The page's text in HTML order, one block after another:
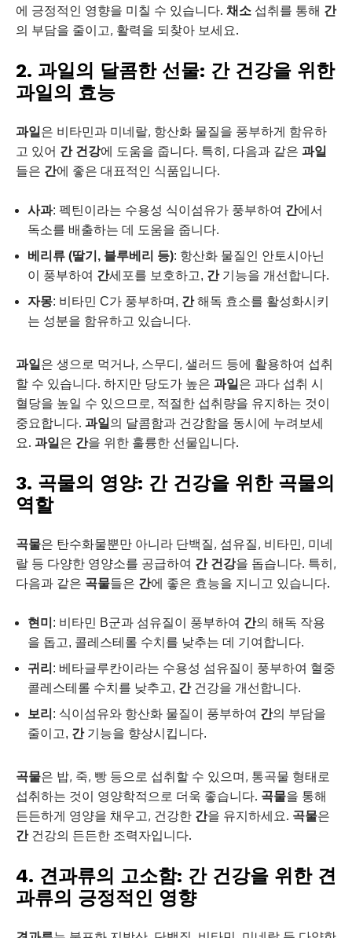
에 긍정적인 영향을 미칠 수 있습니다. 채소 섭취를 통해 간
의 부담을 줄이고, 활력을 되찾아 보세요.
2. 과일의 달콤한 선물: 간 건강을 위한
과일의 효능
과일은 비타민과 미네랄, 항산화 물질을 풍부하게 함유하
고 있어 간 건강에 도움을 줍니다. 특히, 다음과 같은 과일
들은 간에 좋은 대표적인 식품입니다.
사과: 펙틴이라는 수용성 식이섬유가 풍부하여 간에서
독소를 배출하는 데 도움을 줍니다.
베리류 (딸기, 블루베리 등): 항산화 물질인 안토시아닌
이 풍부하여 간세포를 보호하고, 간기능을 개선합니다.
자몽: 비타민 C가 풍부하며, 간해독 효소를 활성화시키
는 성분을 함유하고 있습니다.
과일은 생으로 먹거나, 스무디, 샐러드 등에 활용하여 섭취
할 수 있습니다. 하지만 당도가 높은 과일은 과다 섭취 시
혈당을 높일 수 있으므로, 적절한 섭취량을 유지하는 것이
중요합니다. 과일의 달콤함과 건강함을 동시에 누려보세
요. 과일은 간을 위한 훌륭한 선물입니다.
3. 곡물의 영양: 간 건강을 위한 곡물의
역할
곡물은 탄수화물뿐만 아니라 단백질, 섬유질, 비타민, 미네
랄 등 다양한 영양소를 공급하여 간 건강을 돕습니다. 특히,
다음과 같은 곡물들은 간에 좋은 효능을 지니고 있습니다.
현미 : 비타민 B군과 섬유질이 풍부하여 간의 해독 작용
을 돕고, 콜레스테롤 수치를 낮추는 데 기여합니다.
귀리 : 베타글루칸이라는 수용성 섬유질이 풍부하여 혈중
콜레스테롤 수치를 낮추고, 간건강을 개선합니다.
보리 : 식이섬유와 항산화 물질이 풍부하여 간의 부담을
줄이고, 간기능을 향상시킵니다.
곡물은 밥, 죽, 빵 등으로 섭취할 수 있으며, 통곡물 형태로
섭취하는 것이 영양학적으로 더욱 좋습니다. 곡물을 통해
든든하게 영양을 채우고, 건강한 간을 유지하세요. 곡물은
간건강의 든든한 조력자입니다.
4. 견과류의 고소함: 간 건강을 위한 견
과류의 긍정적인 영향